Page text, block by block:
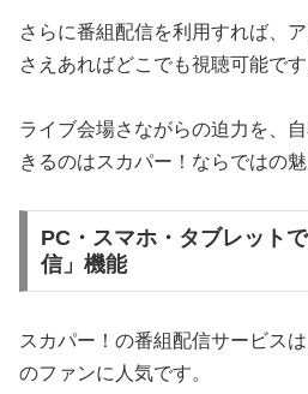
さらに番組配信を利用すれば、
さえあればどこでも視聴可能です
ライブ会場さながらの迫力を、
きるのはスカパー！ならではの魅
PC・スマホ・タブレット
信」機能
スカパー！の番組配信サービス
のファンに人気です。